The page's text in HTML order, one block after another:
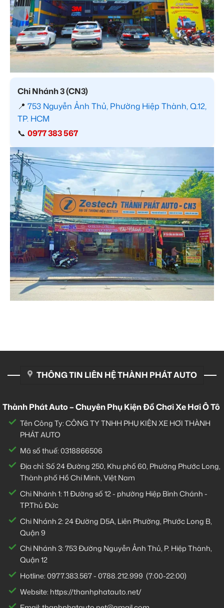
Chi Nhánh 3 (CN3)
📍 753 Nguyễn Ảnh Thủ, Phường Hiệp Thành, Q.12,
TP. HCM
📞 0977 383 567
THÔNG TIN LIÊN HỆ THÀNH PHÁT AUTO
Thành Phát Auto – Chuyên Phụ Kiện Đồ Chơi Xe Hơi Ô Tô
Tên Công Ty: CÔNG TY TNHH PHỤ KIỆN XE HƠI THÀNH
PHÁT AUTO
Mã số thuế: 0318866506
Địa chỉ: Số 24 Đường 250, Khu phố 60, Phường Phước Long,
Thành phố Hồ Chí Minh, Việt Nam
Chi Nhánh 1:11 Đường số 12 - phường Hiệp Bình Chánh -
TP.Thủ Đức
Chi Nhánh 2:24 Đường D5A, Liên Phường, Phước Long B,
Quận 9
Chi Nhánh 3:753 Đường Nguyễn Ảnh Thủ, P. Hiệp Thành,
Quận 12
Hotline:0977.383.567-0788.212.999 (7:00-22:00)
Website: https://thanhphatauto.net/